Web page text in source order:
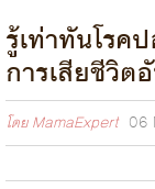
รู้เท่าทันโรค
การเสียชีวิต
โดยMamaExpert 06